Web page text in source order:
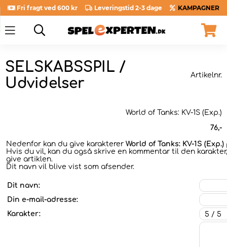
Fri fragt ved 600 kr Leveringstid 2-3 dage KAMPAGNER
SELSKABSSPIL /
Udvidelser
Artikelnr.
World of Tanks: KV-1S (Exp.)
76,-
Nedenfor kan du give karakterer World of Tanks: KV-1S (Exp.)
Hvis du vil, kan du også skrive en kommentar til den
give artiklen.
Dit navn vil blive vist som afsender.
Dit navn:
Din e-mail-adresse:
Karakter: